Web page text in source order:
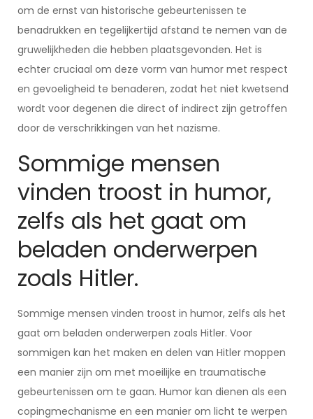
om de ernst van historische gebeurtenissen te
benadrukken en tegelijkertijd afstand te nemen van de
gruwelijkheden die hebben plaatsgevonden. Het is
echter cruciaal om deze vorm van humor met respect
en gevoeligheid te benaderen, zodat het niet kwetsend
wordt voor degenen die direct of indirect zijn getroffen
door de verschrikkingen van het nazisme.
Sommige mensen
vinden troost in humor,
zelfs als het gaat om
beladen onderwerpen
zoals Hitler.
Sommige mensen vinden troost in humor, zelfs als het
gaat om beladen onderwerpen zoals Hitler. Voor
sommigen kan het maken en delen van Hitler moppen
een manier zijn om met moeilijke en traumatische
gebeurtenissen om te gaan. Humor kan dienen als een
copingmechanisme en een manier om licht te werpen